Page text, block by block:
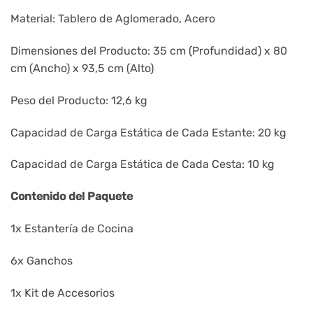
Material: Tablero de Aglomerado, Acero
Dimensiones del Producto: 35 cm (Profundidad) x 80
cm (Ancho) x 93,5 cm (Alto)
Peso del Producto: 12,6 kg
Capacidad de Carga Estática de Cada Estante: 20 kg
Capacidad de Carga Estática de Cada Cesta: 10 kg
Contenido del Paquete
1x Estantería de Cocina
6x Ganchos
1x Kit de Accesorios